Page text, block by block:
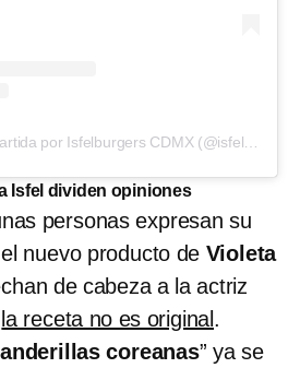
Isfel dividen opiniones
personas expresan su
nuevo producto de Violeta
de cabeza a la actriz
la receta no es original .
coreanas” ya se